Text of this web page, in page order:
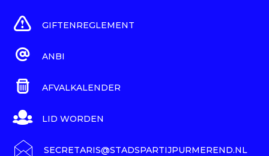
GIFTENREGLEMENT
ANBI
AFVALKALENDER
LID WORDEN
SECRETARIS@STADSPARTIJPURMEREND.NL